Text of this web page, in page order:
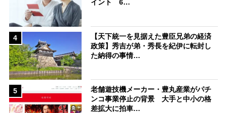
イント 6…
4
【天下統一を見据えた豊臣兄弟の経済
政策】秀吉が弟・秀長を紀伊に転封し
た納得の事情…
5
老舗遊技機メーカー・豊丸産業がパチ
ンコ事業停止の背景 大手と中小の格
差拡大に拍車…